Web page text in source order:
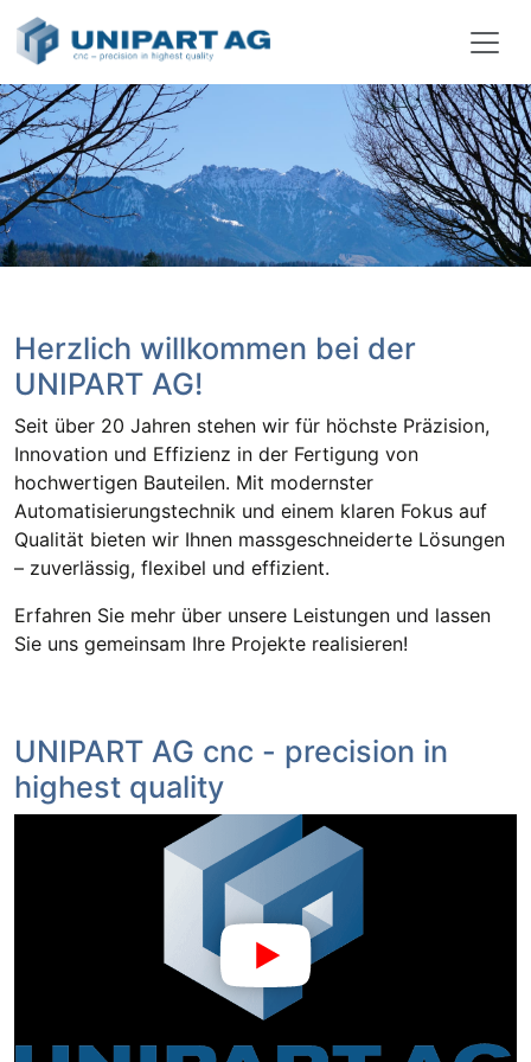
Zum Inhalt springen
Herzlich willkommen bei der
UNIPART AG!
Seit über 20 Jahren stehen wir für höchste Präzision,
Innovation und Effizienz in der Fertigung von
hochwertigen Bauteilen. Mit modernster
Automatisierungstechnik und einem klaren Fokus auf
Qualität bieten wir Ihnen massgeschneiderte Lösungen
– zuverlässig, flexibel und effizient.
Erfahren Sie mehr über unsere Leistungen und lassen
Sie uns gemeinsam Ihre Projekte realisieren!
UNIPART AG cnc - precision in
highest quality